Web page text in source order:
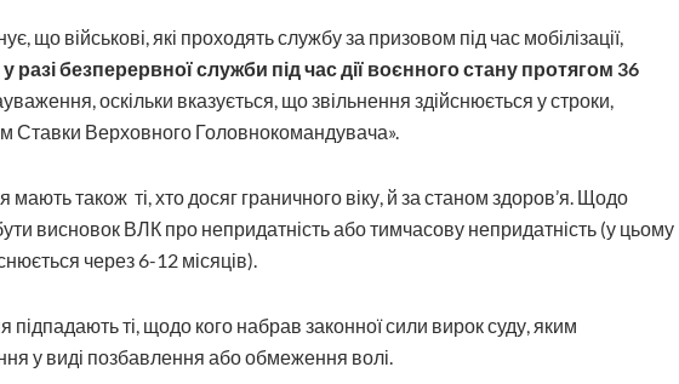
що військові, які проходять службу за призовом під час мобілізації,
у разі безперервної служби під час дії воєнного стану протягом 36
оскільки вказується, що звільнення здійснюється у строки,
Ставки Верховного Головнокомандувача».
мають також ті, хто досяг граничного віку, й за станом здоров’я. Щодо
висновок ВЛК про непридатність або тимчасову непридатність (у цьому
через 6-12 місяців).
підпадають ті, щодо кого набрав законної сили вирок суду, яким
у виді позбавлення або обмеження волі.